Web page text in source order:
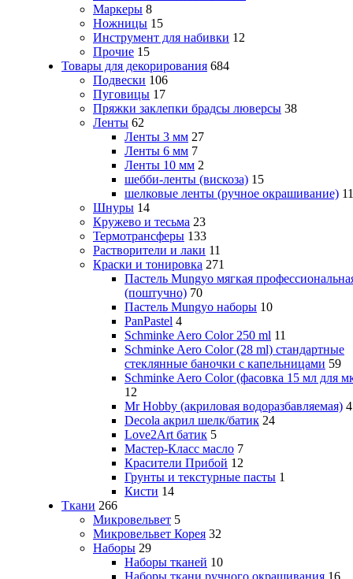
Маркеры 8
Ножницы 15
Инструмент для набивки 12
Прочие 15
Товары для декорирования 684
Подвески 106
Пуговицы 17
Пряжки заклепки брадсы люверсы 38
Ленты 62
Ленты 3 мм 27
Ленты 6 мм 7
Ленты 10 мм 2
шебби-ленты (вискоза) 15
шелковые ленты (ручное окрашивание) 11
Шнуры 14
Кружево и тесьма 23
Термотрансферы 133
Растворители и лаки 11
Краски и тонировка 271
Пастель Mungyo мягкая
(поштучно) 70
Пастель Mungyo наборы 10
PanPastel 4
Schminke Aero Color 250 ml 11
Schminke Aero Color (28 ml) стандартные
стеклянные баночки с капельницами 59
Schminke Aero Color (фасовка 15 мл для
12
Mr Hobby (акриловая водоразбавляемая)
Decola акрил шелк/батик 24
Love2Art батик 5
Мастер-Класс масло 7
Красители Прибой 12
Грунты и текстурные пасты 1
Кисти 14
Ткани 266
Микровельвет 5
Микровельвет Корея 32
Наборы 29
Наборы тканей 10